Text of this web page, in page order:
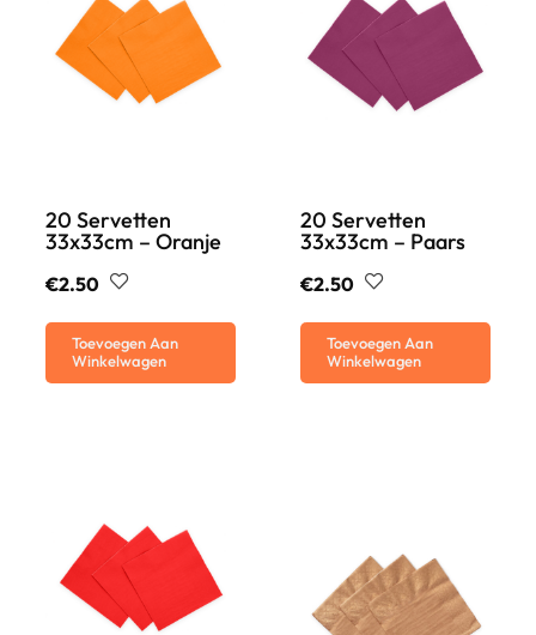
20 Servetten
33x33cm – Oranje
€2.50
Toevoegen Aan
Winkelwagen
20 Servetten
33x33cm – Paars
€2.50
Toevoegen Aan
Winkelwagen